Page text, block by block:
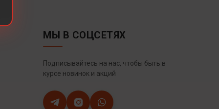
МЫ В СОЦСЕТЯХ
Подписывайтесь на нас, чтобы быть в
курсе новинок и акций